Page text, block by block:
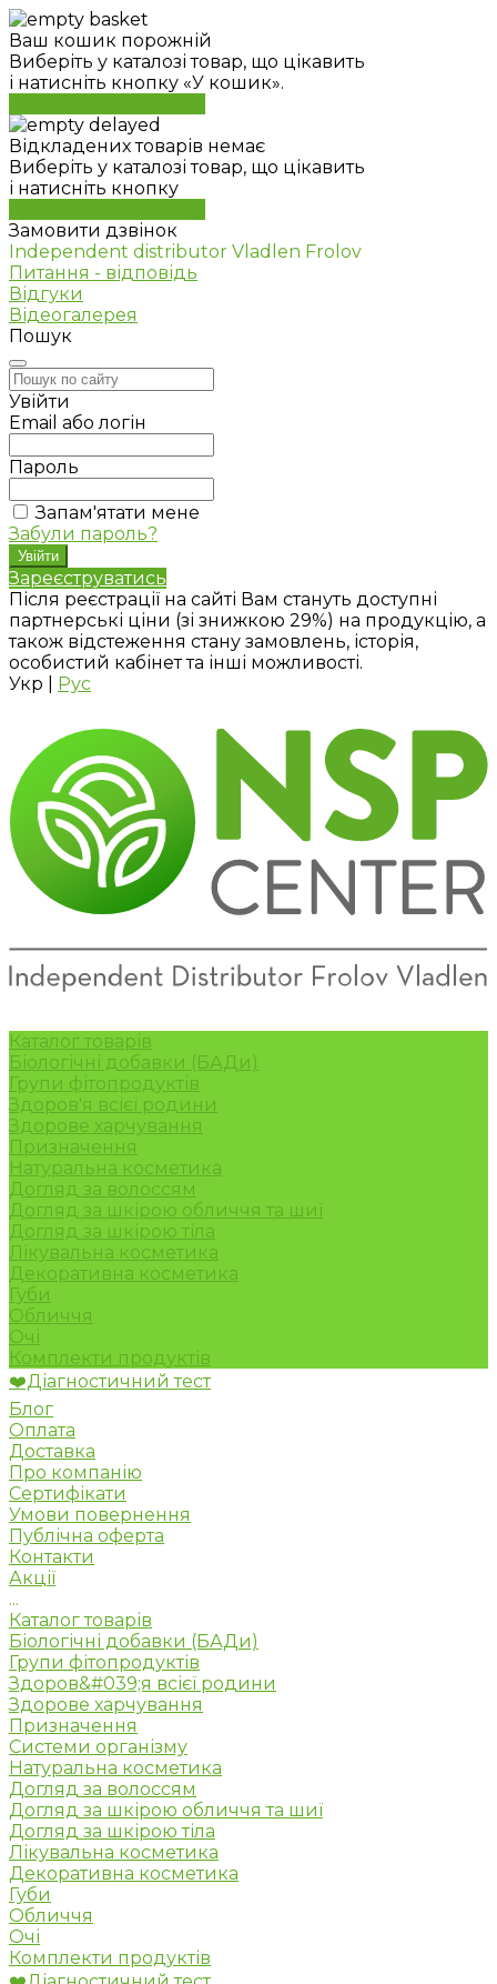
Ваш кошик порожній
Виберіть у каталозі товар, що цікавить
і натисніть кнопку «У кошик».
Відкладених товарів немає
Виберіть у каталозі товар, що цікавить
і натисніть кнопку
Замовити дзвінок
Independent distributor Vladlen Frolov
Питання - відповідь
Відгуки
Відеогалерея
Пошук
Увійти
Email або логін
Пароль
Запам'ятати мене
Забули пароль?
Зареєструватись
Після реєстрації на сайті Вам стануть доступні
партнерські ціни (зі знижкою 29%) на продукцію, а
також відстеження стану замовлень, історія,
особистий кабінет та інші можливості.
Укр
Рус
Каталог товарів
Біологічні добавки (БАДи)
Групи фітопродуктів
Здоров'я всієї родини
Здорове харчування
Призначення
Натуральна косметика
Догляд за волоссям
Догляд за шкірою обличчя та шиї
Догляд за шкірою тіла
Лікувальна косметика
Декоративна косметика
Губи
Обличчя
Очі
Комплекти продуктів
❤️Діагностичний тест
Блог
Оплата
Доставка
Про компанію
Сертифікати
Умови повернення
Публічна оферта
Контакти
Акції
...
Каталог товарів
Біологічні добавки (БАДи)
Групи фітопродуктів
Здоров&#039;я всієї родини
Здорове харчування
Призначення
Системи організму
Натуральна косметика
Догляд за волоссям
Догляд за шкірою обличчя та шиї
Догляд за шкірою тіла
Лікувальна косметика
Декоративна косметика
Губи
Обличчя
Очі
Комплекти продуктів